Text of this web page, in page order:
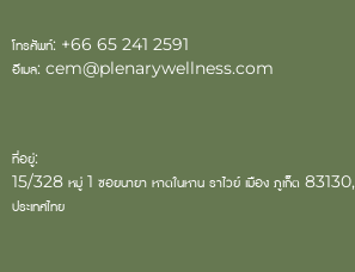
โทรศัพท์: +66 65 241 2591
อีเมล: cem@plenarywellness.com
ที่อยู่:
15/328 หมู่ 1 ซอยนายา หาดในหาน ราไวย์ เมือง ภูเก็ต 83130,
ประเทศไทย